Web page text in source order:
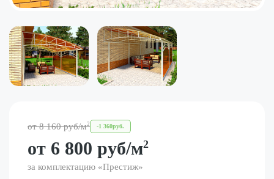
от8 160 руб/м2 -1 360руб.
от 6 800 руб/м2
за комплектацию «Престиж»